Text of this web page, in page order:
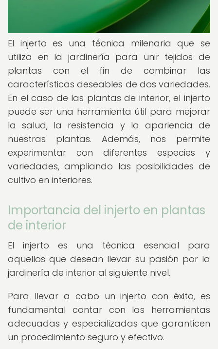
El injerto es una técnica milenaria que se
utiliza en la jardinería para unir tejidos de
plantas con el fin de combinar las
características deseables de dos variedades.
En el caso de las plantas de interior, el injerto
puede ser una herramienta útil para mejorar
la salud, la resistencia y la apariencia de
nuestras plantas. Además, nos permite
experimentar con diferentes especies y
variedades, ampliando las posibilidades de
cultivo en interiores.
Importancia del injerto en plantas
de interior
El injerto es una técnica esencial para
aquellos que desean llevar su pasión por la
jardinería de interior al siguiente nivel.
Para llevar a cabo un injerto con éxito, es
fundamental contar con las herramientas
adecuadas y especializadas que garanticen
un procedimiento seguro y efectivo.